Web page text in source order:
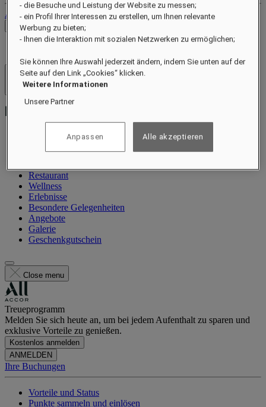
Abmelden
Preise prüfen
Hotels und Resorts
Menü öffnen
Information
Restaurant
Wellness
Erlebnisse
Besondere Gelegenheiten
Angebote
Galerie
Geschenkgutschein
Close menu
Treueprogramm
Melden Sie sich heute an, um bei jedem Aufenthalt zu sparen und
exklusive Vorteile zu genießen.
Kostenlos anmelden
ANMELDEN
Ihre Buchungen
Vorteile und Status
Punkte sammeln und einlösen
- die Besuche und Leistung der Website zu messen;
- ein Profil Ihrer Interessen zu erstellen, um Ihnen relevante
Werbung zu bieten;
- Ihnen die Interaktion mit sozialen Netzwerken zu ermöglichen;
Sie können Ihre Auswahl jederzeit ändern, indem Sie unten auf der
Seite auf den Link „Cookies“ klicken.
Weitere Informationen
Unsere Partner
Anpassen Alle akzeptieren